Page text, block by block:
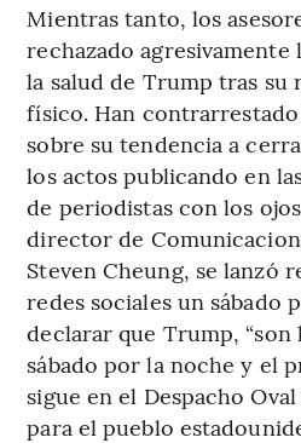
Mientras tanto, los
rechazado agresivamente
la salud de Trump tras su
físico. Han contrarrestado
sobre su tendencia a
los actos publicando en
de periodistas con los
director de
Steven Cheung, se lanzó
redes sociales un sábado
declarar que Trump, “son
sábado por la noche y el
sigue en el Despacho
para el pueblo